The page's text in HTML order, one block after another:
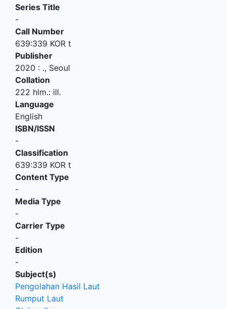
Series Title
-
Call Number
639:339 KOR t
Publisher
2020 : ., Seoul
Collation
222 hlm.: ill.
Language
English
ISBN/ISSN
-
Classification
639:339 KOR t
Content Type
-
Media Type
-
Carrier Type
-
Edition
-
Subject(s)
Pengolahan Hasil Laut
Rumput Laut